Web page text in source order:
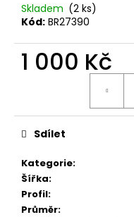
Skladem (2 ks)
Kód: BR27390
1 000 Kč
Kategorie:
Šířka:
Profil:
Průměr:
Sdílet
o
u
č
u